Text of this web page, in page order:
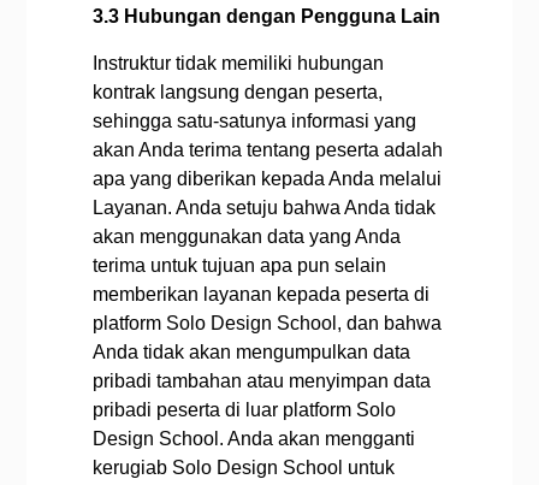
3.3 Hubungan dengan Pengguna Lain
Instruktur tidak memiliki hubungan
kontrak langsung dengan peserta,
sehingga satu-satunya informasi yang
akan Anda terima tentang peserta adalah
apa yang diberikan kepada Anda melalui
Layanan. Anda setuju bahwa Anda tidak
akan menggunakan data yang Anda
terima untuk tujuan apa pun selain
memberikan layanan kepada peserta di
platform Solo Design School, dan bahwa
Anda tidak akan mengumpulkan data
pribadi tambahan atau menyimpan data
pribadi peserta di luar platform Solo
Design School. Anda akan mengganti
kerugiab Solo Design School untuk